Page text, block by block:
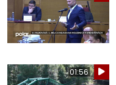
01:56